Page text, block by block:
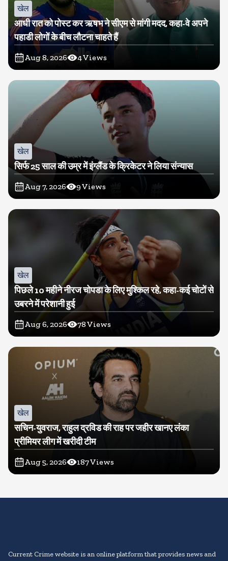
खेल
आधी रात को पोस्ट कर ऋषभ ने सीएम से मांगी मदद, कहा-वे अपने
पहाडी लोगों के बीच लौटना चाहते हैं
Aug 8, 2026 4Views
खेल
सिर्फ 25 साल की उम्र में इंग्लैंड के क्रिकेटर ने लिया संन्यास
Aug 7, 2026 9Views
खेल
पिछले 10 महीने नीरज चोपडा के लिए मुश्किल रहे, कहा-कई चोटों से
उबरने में परेशानी हुई
Aug 6, 2026 78Views
खेल
सचिन-युवराज, राहुल द्रविड की राह पर जहीर खानए लंका
प्रीमियर लीग में खरीदी टीम
Aug 5, 2026 187Views
Current Crime website is an online platform that provides news and